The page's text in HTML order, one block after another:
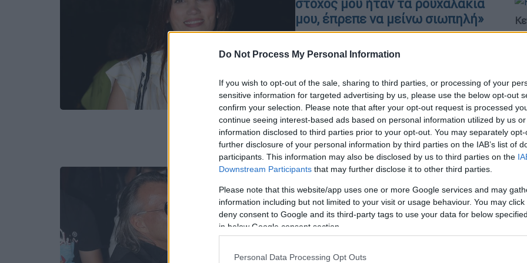
Do Not Process My Personal Information
If you wish to opt-out of the sale, sharing to third parties, or processing of your
sensitive information for targeted advertising by us, please use the below opt-out
confirm your selection. Please note that after your opt-out request is processed
continue seeing interest-based ads based on personal information utilized by us
information disclosed to third parties prior to your opt-out. You may separately
further disclosure of your personal information by third parties on the IAB’s list of
participants. This information may also be disclosed by us to third parties on the
Downstream Participants that may further disclose it to other third parties.
Please note that this website/app uses one or more Google services and may
information including but not limited to your visit or usage behaviour. You may
deny consent to Google and its third-party tags to use your data for below
in below Google consent section.
Personal Data Processing Opt Outs
στόχος μου ήταν τα ρουχαλάκια
μου, έπρεπε να μείνω σιωπηλή»
για σεξιστική συμπεριφορά του Ηλία
και τονίζει πως αν ήθελε να πουλήσει
τα ρούχα της, όπως εκείνος
υποστήριξε, θα επιδίωκε την εύνοιά
του, μιας και έχει μεγάλη επιρροή σε
θέματα Lifestyle
Lifestyle|28.04.2024 11:33
Ηλίας Ψινάκης για Μαίρη
Συνατσάκη: «Πρόστυχο να
χρησιμοποιείς το MeToo για να
πουλήσεις δυο ρουχαλάκια»